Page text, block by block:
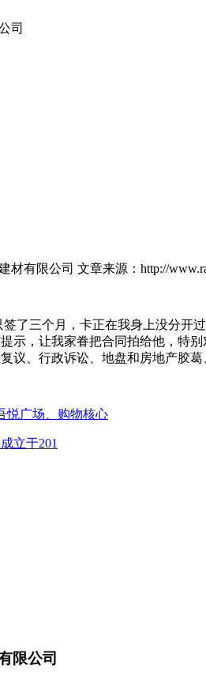
材有限公司 文章来源：http://
三个月，卡正在我身上没分开过
示，让我家眷把合同拍给他，特
议、行政诉讼、地盘和房地产胶
悦广场、购物核心
立于201
限公司